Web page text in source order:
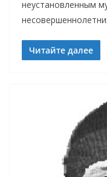
неустановленным
Читайте далее